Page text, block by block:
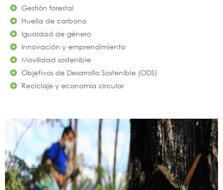
Gestión forestal
Huella de carbono
Igualdad de género
Innovación y emprendimiento
Movilidad sostenible
Objetivos de Desarrollo Sostenible (ODS)
Reciclaje y economía circular